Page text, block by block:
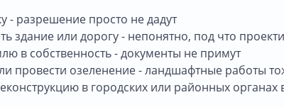
- разрешение просто не дадут
здание или дорогу - непонятно, под что
в собственность - документы не примут
провести озеленение - ландшафтные работы
в городских или районных органах